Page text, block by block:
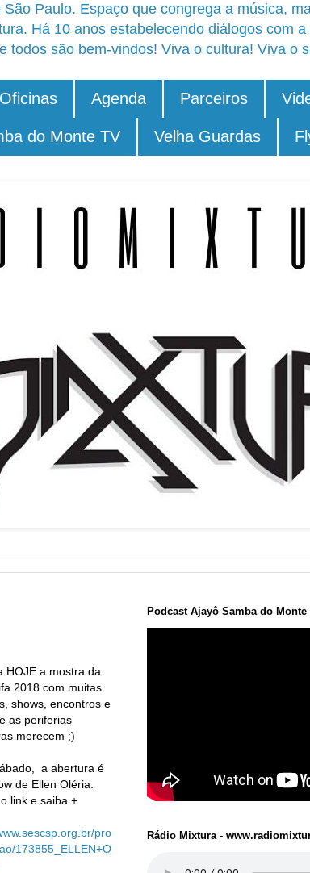
Paulo. Espaço que congrega a música,
Há 10 anos estabelecendo diálogos com
todos são bem-vindos! Viva o cultura! Viva o
Oficinas Agenda Parceiros
do Monte TV Velha Guardas
HOJE a mostra da
2018 com muitas
shows, encontros e
as periferias
merecem ;)
a abertura é
de Ellen Oléria.
link e saiba +
pro
173855_ELLEN+O
Podcast Ajayô Samba do
Rádio Mixtura -